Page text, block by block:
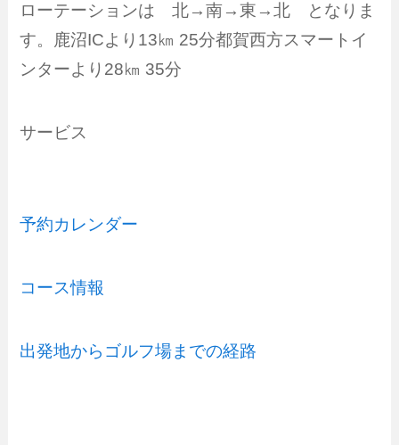
ローテーションは 北→南→東→北 となりま
す。鹿沼ICより13㎞ 25分都賀西方スマートイ
ンターより28㎞ 35分
サービス
予約カレンダー
コース情報
出発地からゴルフ場までの経路